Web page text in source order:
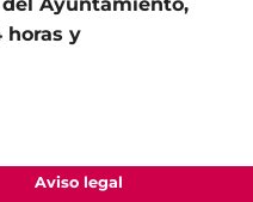
horas y
Aviso legal